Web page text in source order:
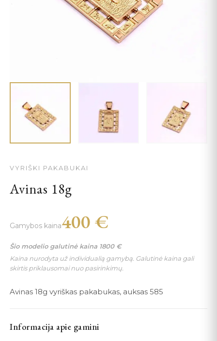
VYRIŠKI PAKABUKAI
Avinas 18g
Gamybos kaina400 €
Šio modelio galutinė kaina 1800 €
Kaina nurodyta už individualią gamybą. Galutinė kaina gali
skirtis priklausomai nuo pasirinkimų.
Avinas 18g vyriškas pakabukas, auksas 585
Informacija apie gamini